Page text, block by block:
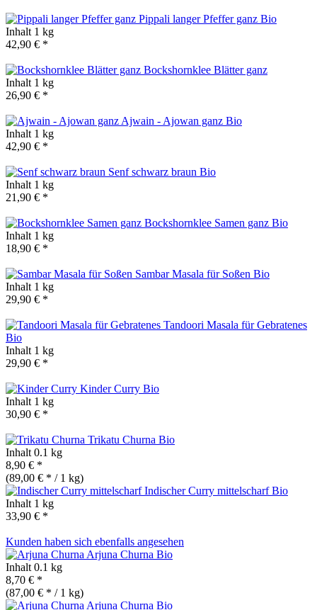
Pippali langer Pfeffer ganz Bio
Inhalt 1 kg
42,90 € *
Bockshornklee Blätter ganz
Inhalt 1 kg
26,90 € *
Ajwain - Ajowan ganz Bio
Inhalt 1 kg
42,90 € *
Senf schwarz braun Bio
Inhalt 1 kg
21,90 € *
Bockshornklee Samen ganz Bio
Inhalt 1 kg
18,90 € *
Sambar Masala für Soßen Bio
Inhalt 1 kg
29,90 € *
Tandoori Masala für Gebratenes
Bio
Inhalt 1 kg
29,90 € *
Kinder Curry Bio
Inhalt 1 kg
30,90 € *
Trikatu Churna Bio
Inhalt 0.1 kg
8,90 € *
(89,00 € * / 1 kg)
Indischer Curry mittelscharfBio
Inhalt 1 kg
33,90 € *
Kunden haben sich ebenfalls angesehen
Arjuna Churna Bio
Inhalt 0.1 kg
8,70 € *
(87,00 € * / 1 kg)
Arjuna Churna Bio